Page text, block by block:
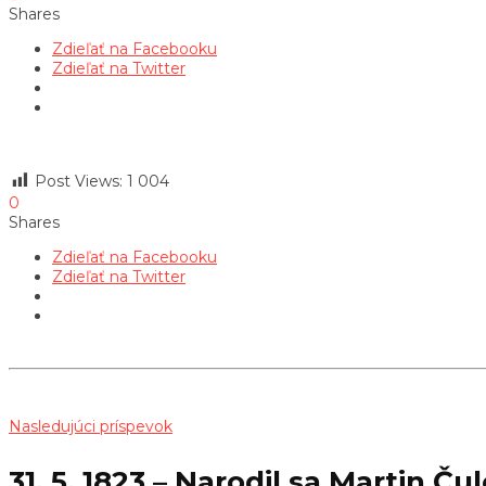
Shares
Zdieľať na Facebooku
Zdieľať na Twitter
Post Views: 1 004
0
Shares
Zdieľať na Facebooku
Zdieľať na Twitter
Nasledujúci príspevok